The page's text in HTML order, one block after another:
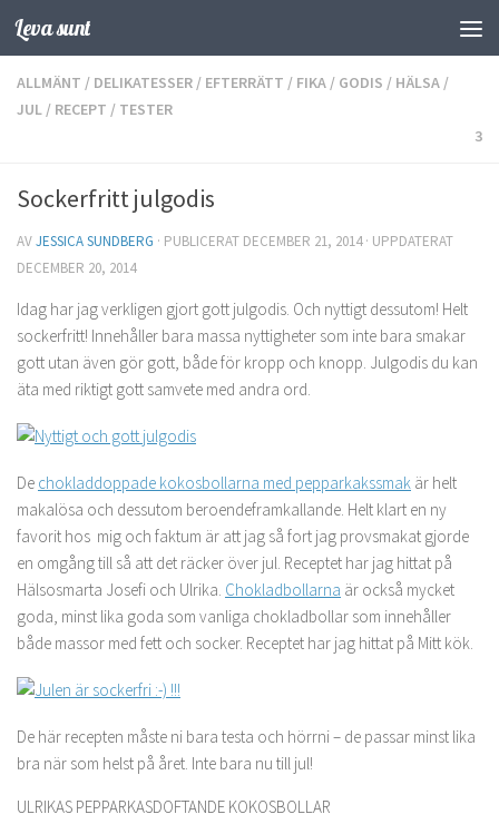
Hoppa till innehåll
Leva sunt
ALLMÄNT / DELIKATESSER / EFTERRÄTT / FIKA / GODIS / HÄLSA /
JUL / RECEPT / TESTER
3
Sockerfritt julgodis
AVJESSICA SUNDBERG · PUBLICERAT DECEMBER 21, 2014· UPPDATERAT
DECEMBER 20, 2014
Idag har jag verkligen gjort gott julgodis. Och nyttigt dessutom! Helt
sockerfritt! Innehåller bara massa nyttigheter som inte bara smakar
gott utan även gör gott, både för kropp och knopp. Julgodis du kan
äta med riktigt gott samvete med andra ord.
De chokladdoppade kokosbollarna med pepparkakssmak är helt
makalösa och dessutom beroendeframkallande. Helt klart en ny
favorit hos mig och faktum är att jag så fort jag provsmakat gjorde
en omgång till så att det räcker över jul. Receptet har jag hittat på
Hälsosmarta Josefi och Ulrika. Chokladbollarna är också mycket
goda, minst lika goda som vanliga chokladbollar som innehåller
både massor med fett och socker. Receptet har jag hittat på Mitt kök.
De här recepten måste ni bara testa och hörrni – de passar minst lika
bra när som helst på året. Inte bara nu till jul!
ULRIKAS PEPPARKASDOFTANDE KOKOSBOLLAR